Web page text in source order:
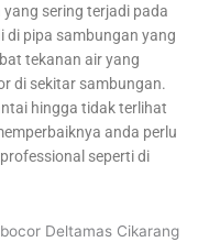
sering terjadi pada
di pipa sambungan yang
tekanan air yang
di sekitar sambungan.
hingga tidak terlihat
anda perlu
seperti di
Deltamas Cikarang